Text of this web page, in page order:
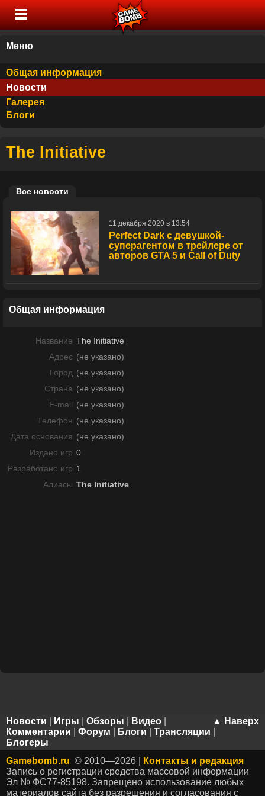
Меню
Общая информация
Новости
Галерея
Блоги
The Initiative
Все новости
11 декабря 2020 в 13:54
Perfect Dark с девушкой-
суперагентом в трейлере от
авторов GTA 5 и Call of Duty
Общая информация
Название The Initiative
Адрес (не указано)
Город (не указано)
Страна (не указано)
E-mail (не указано)
Телефон (не указано)
Дата основания (не указано)
Издано игр 0
Разработано игр 1
Алиасы The Initiative
▲ Наверх
Новости Игры Обзоры Видео
Комментарии
Форум Блоги Трансляции
Блогеры
Gamebomb.ru © 2010—2026 |
Контакты и редакция
Запись о регистрации средства массовой информации
Эл № ФС77-85198. Запрещено использование любых
материалов сайта без разрешения и согласования с